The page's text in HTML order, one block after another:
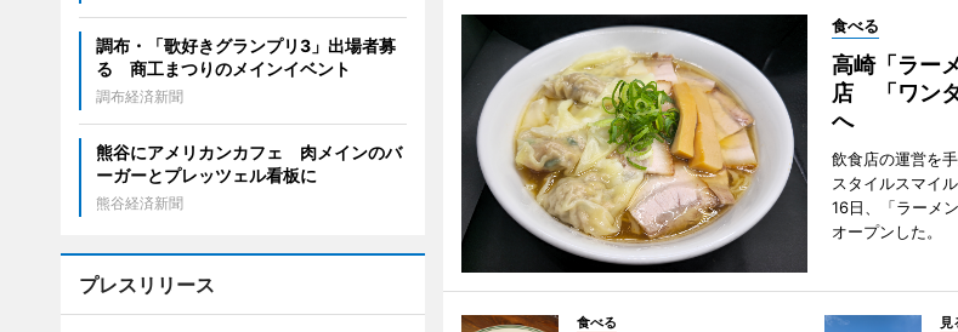
食べる
高崎「ラー
店 「ワン
へ
飲食店の運営を
スタイルスマイ
16日、「ラーメ
オープンした。
食べる 見
調布・「歌好きグランプリ3」出場者募
る 商工まつりのメインイベント
調布経済新聞
熊谷にアメリカンカフェ 肉メインのバ
ーガーとプレッツェル看板に
熊谷経済新聞
プレスリリース